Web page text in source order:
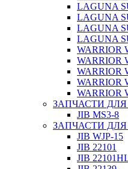
LAGUNA
LAGUNA
LAGUNA
LAGUNA
WARRIOR
WARRIOR
WARRIOR
WARRIOR
WARRIOR
ЗАПЧАСТИ
JIB MS3-8
ЗАПЧАСТИ
JIB WJP-15
JIB 22101
JIB